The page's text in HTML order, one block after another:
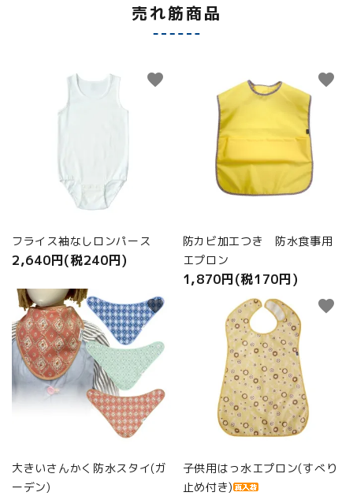
売れ筋商品
フライス袖なしロンパース
2,640円(税240円)
favorite
防カビ加工つき 防水食事用
エプロン
1,870円(税170円)
favorite
大きいさんかく防水スタイ(ガ
ーデン)
favorite
子供用はっ水エプロン(すべり
止め付き)
favorite